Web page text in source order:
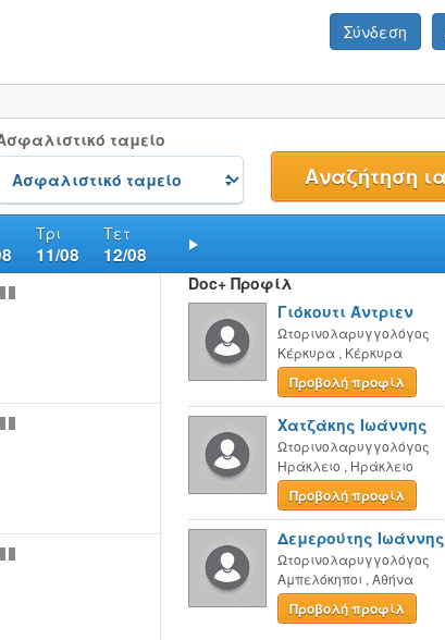
Σύνδεση
ταμείο
Τρι
11/08
Τετ
12/08
Doc+ Προφίλ
Γιόκουτι Άντριεν
Ωτορινολαρυγγολόγος
Κέρκυρα , Κέρκυρα
Προβολή προφίλ
Χατζάκης Ιωάννης
Ωτορινολαρυγγολόγος
Ηράκλειο , Ηράκλειο
Προβολή προφίλ
Δεμερούτης Ιωάννης
Ωτορινολαρυγγολόγος
Αμπελόκηποι , Αθήνα
Προβολή προφίλ